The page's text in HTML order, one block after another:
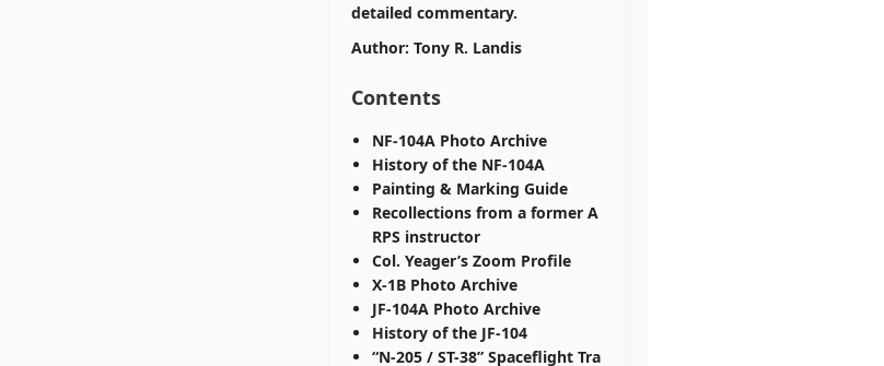
detailed commentary.
Author: Tony R. Landis
Contents
NF-104A Photo Archive
History of the NF-104A
Painting & Marking Guide
Recollections from a former A
RPS instructor
Col. Yeager’s Zoom Profile
X-1B Photo Archive
JF-104A Photo Archive
History of the JF-104
“N-205 / ST-38” Spaceflight Tra